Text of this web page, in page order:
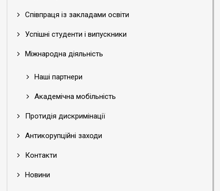
Співпраця із закладами освіти
Успішні студенти і випускники
Міжнародна діяльність
Наші партнери
Академічна мобільність
Протидія дискримінації
Антикорупційні заходи
Контакти
Новини